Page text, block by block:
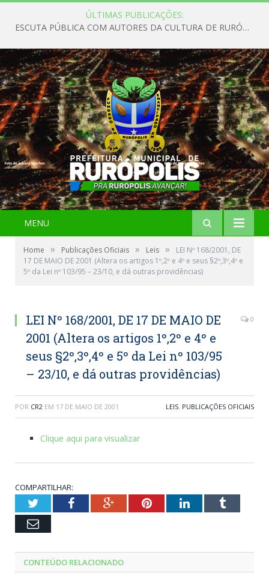
ÚLTIMAS PUBLICAÇÕES:
ESCUTA PÚBLICA COM AUTORES DA CULTURA DE RURÓPOLIS
MENU
Home » Publicações Oficiais » Leis »
LEI Nº 168/2001, DE
17 DE MAIO DE 2001 (Altera os artigos 1º,2º e 4º e seus §2º,3º,4º e
5º da Lei nº 103/95 – 23/10, e dá outras providências)
LEI Nº 168/2001, DE 17 DE MAIO DE
2001 (Altera os artigos 1º,2º e 4º e
seus §2º,3º,4º e 5º da Lei nº 103/95
– 23/10, e dá outras providências)
0
POR CR2 EM 17 DE MAIO DE 2001 LEIS, PUBLICAÇÕES OFICIAIS
Clique aqui para visualizar
COMPARTILHAR:
TwitterFacebookGoogle+PinterestLinkedInTumblr
Email
CONTEÚDO RELACIONADO